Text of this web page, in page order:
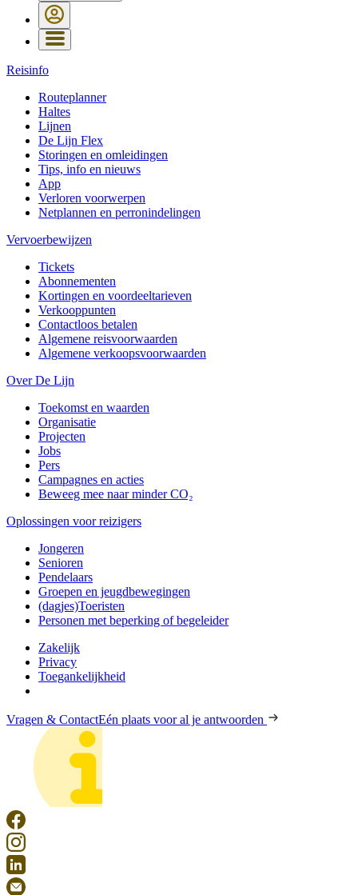
Reisinfo
Routeplanner
Haltes
Lijnen
De Lijn Flex
Storingen en omleidingen
Tips, info en nieuws
App
Verloren voorwerpen
Netplannen en perronindelingen
Vervoerbewijzen
Tickets
Abonnementen
Kortingen en voordeeltarieven
Verkooppunten
Contactloos betalen
Algemene reisvoorwaarden
Algemene verkoopsvoorwaarden
Over De Lijn
Toekomst en waarden
Organisatie
Projecten
Jobs
Pers
Campagnes en acties
Beweeg mee naar minder CO₂
Oplossingen voor reizigers
Jongeren
Senioren
Pendelaars
Groepen en jeugdbewegingen
(dagjes)Toeristen
Personen met beperking of begeleider
Zakelijk
Privacy
Toegankelijkheid
Vragen & ContactEén plaats voor al je antwoorden